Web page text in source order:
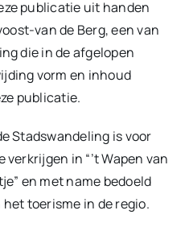
publicatie uit handen
van de Berg, een van
die in de afgelopen
vorm en inhoud
publicatie.
Stadswandeling is voor
in “’t Wapen van
en met name bedoeld
toerisme in de regio.